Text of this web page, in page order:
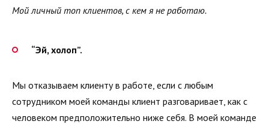
Мой личный топ клиентов, с кем я не работаю.
“Эй, холоп”.
Мы отказываем клиенту в работе, если с любым
сотрудником моей команды клиент разговаривает, как с
человеком предположительно ниже себя. В моей команде